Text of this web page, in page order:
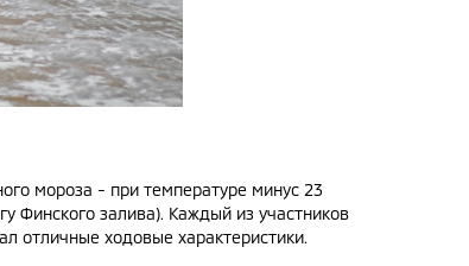
мороза - при температуре минус 23
Финского залива). Каждый из участников
отличные ходовые характеристики.